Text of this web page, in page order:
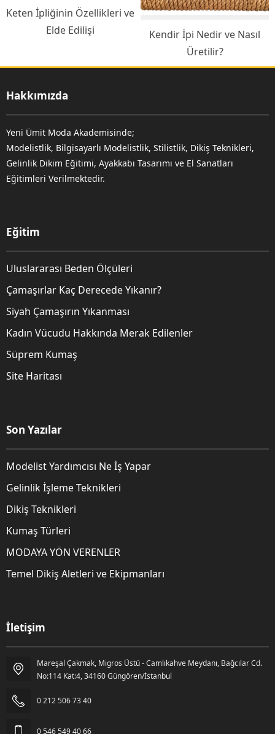
Keten İpliğinin Özellikleri ve
Elde Edilişi
Kendir İpi Nedir ve Nasıl
Üretilir?
Hakkımızda
Yeni Ümit Moda Akademisinde;
Modelistlik, Bilgisayarlı Modelistlik, Stilistlik, Dikiş Teknikleri,
Gelinlik Dikim Eğitimi, Ayakkabı Tasarımı ve El Sanatları
Eğitimleri Verilmektedir.
Eğitim
Uluslararası Beden Ölçüleri
Çamaşırlar Kaç Derecede Yıkanır?
Siyah Çamaşırın Yıkanması
Kadın Vücudu Hakkında Merak Edilenler
Süprem Kumaş
Site Haritası
Son Yazılar
Modelist Yardımcısı Ne İş Yapar
Gelinlik İşleme Teknikleri
Dikiş Teknikleri
Kumaş Türleri
MODAYA YÖN VERENLER
Temel Dikiş Aletleri ve Ekipmanları
İletişim
Mareşal Çakmak, Migros Üstü - Camlıkahve Meydanı, Bağcılar Cd.
No:114 Kat:4, 34160 Güngören/İstanbul
0 212 506 73 40
0 546 549 40 66
Gözde Kara